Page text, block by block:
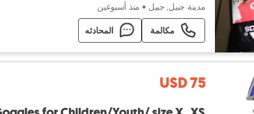
مدينة جبيل, جبيل • منذ أسبوعين
مكالمة المحادثه
USD 75